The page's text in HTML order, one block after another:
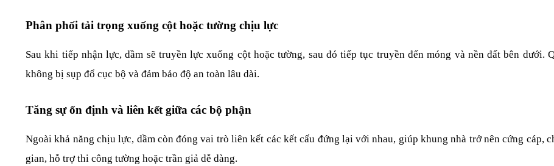
Phân phối tải trọng xuống cột hoặc tường chịu lực
Sau khi tiếp nhận lực, dầm sẽ truyền lực xuống cột hoặc tường, sau đó tiếp tục truyền đến móng và nền đất bên
không bị sụp đổ cục bộ và đảm bảo độ an toàn lâu dài.
Tăng sự ổn định và liên kết giữa các bộ phận
Ngoài khả năng chịu lực, dầm còn đóng vai trò liên kết các kết cấu đứng lại với nhau, giúp khung nhà trở nên cứng cáp,
gian, hỗ trợ thi công tường hoặc trần giả dễ dàng.